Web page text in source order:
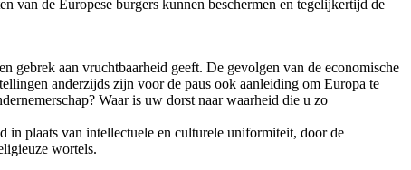
van de Europese burgers kunnen beschermen en tegelijkertijd de
gebrek aan vruchtbaarheid geeft. De gevolgen van de economische
anderzijds zijn voor de paus ook aanleiding om Europa te
Waar is uw dorst naar waarheid die u zo
in plaats van intellectuele en culturele uniformiteit, door de
wortels.